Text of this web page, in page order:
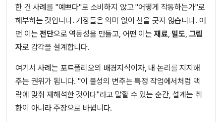
한 건 사례를 "예쁘다"로 소비하지 않고 "어떻게 작동하는가"로
해부하는 것입니다. 거장들은 의미 없이 선을 긋지 않습니다. 어
떤 이는전단으로 역동성을 만들고, 어떤 이는 재료, 밀도, 그림
자로 감각을 설계합니다.
여기서 사례는 포트폴리오의 배경지식이자, 내 논리를 지지해
주는 권위가 됩니다. "이 물성의 변주는 특정 작업에서처럼 맥
락에 맞춰 재해석한 것이다"라고 말할 수 있는 순간, 설계는 취
향이 아니라 주장으로 바뀝니다.